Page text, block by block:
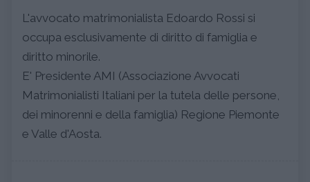
L'avvocato matrimonialista Edoardo Rossi si
occupa esclusivamente di diritto di famiglia e
diritto minorile.
E' Presidente AMI (Associazione Avvocati
Matrimonialisti Italiani per la tutela delle persone,
dei minorenni e della famiglia) Regione Piemonte
e Valle d'Aosta.